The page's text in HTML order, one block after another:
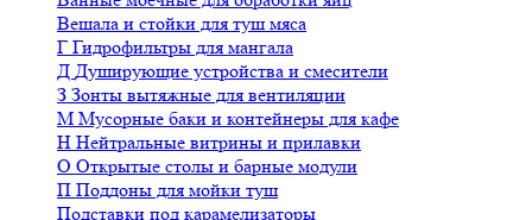
Вешала и стойки для туш мяса
Г Гидрофильтры для мангала
Д Душирующие устройства и смесители
З Зонты вытяжные для вентиляции
М Мусорные баки и контейнеры для кафе
Н Нейтральные витрины и прилавки
О Открытые столы и барные модули
П Поддоны для мойки туш
Подставки под карамелизаторы